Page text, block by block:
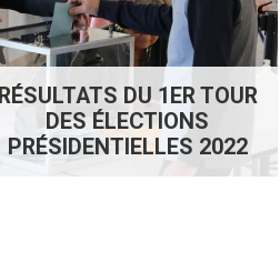
RÉSULTATS DU 1ER TOUR
DES ÉLECTIONS
PRÉSIDENTIELLES 2022